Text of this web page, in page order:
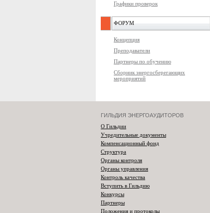
Графики проверок
ФОРУМ
Концепция
Преподаватели
Партнеры по обучению
Сборник энергосберегающих
мероприятий
ГИЛЬДИЯ ЭНЕРГОАУДИТОРОВ
О Гильдии
Учредительные документы
Компенсационный фонд
Структура
Органы контроля
Органы управления
Контроль качества
Вступить в Гильдию
Конкурсы
Партнеры
Положения и протоколы